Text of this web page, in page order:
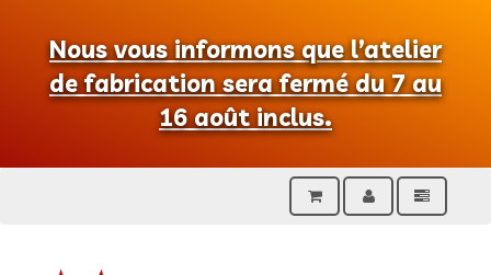
Nous vous informons que l’atelier
de fabrication sera fermé du 7 au
16 août inclus.